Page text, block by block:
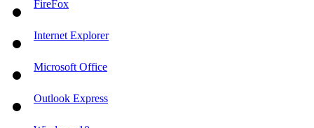
FireFox
Internet Explorer
Microsoft Office
Outlook Express